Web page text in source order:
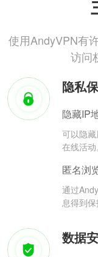
使用AndyVPN有
访问
隐私
隐藏IP
可以隐
在线活动
匿名浏
通过
息得到保
数据